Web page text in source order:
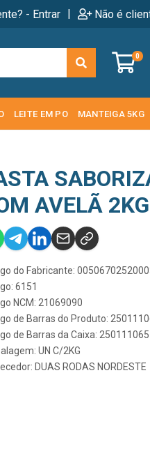
- Entrar | Não é
0
LEITE EM PO MANTEIGA 5KG
AVELÃ
do Fabricante:
6151
NCM: 21069090
de Barras do Produto:
de Barras da Caixa: 250111065
UN C/2KG
DUAS RODAS NORDESTE